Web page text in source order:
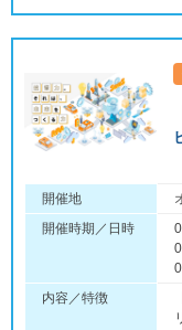
開催地
開催時期／日時
内容／特徴